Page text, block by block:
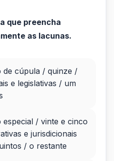
que preencha
as lacunas.
de cúpula / quinze /
e legislativas / um
/ vinte e cinco
e jurisdicionais
/ o restante